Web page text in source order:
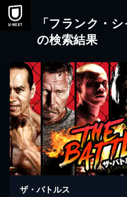
本文へスキップ
「フランク・
の検索結果
ザ・バトルス